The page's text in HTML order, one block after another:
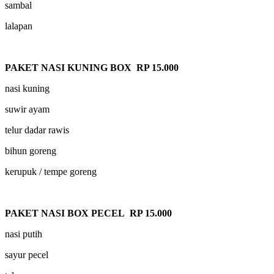
sambal
lalapan
PAKET NASI KUNING BOX RP 15.000
nasi kuning
suwir ayam
telur dadar rawis
bihun goreng
kerupuk / tempe goreng
PAKET NASI BOX PECEL RP 15.000
nasi putih
sayur pecel